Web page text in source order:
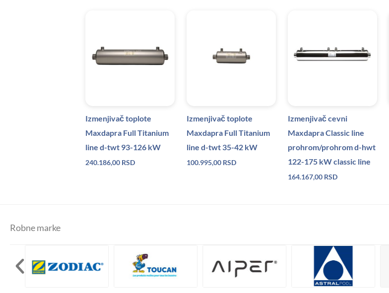
Izmenjivač toplote
Maxdapra Full Titanium
line d-twt 93-126 kW
240.186,00 RSD
Izmenjivač toplote
Maxdapra Full Titanium
line d-twt 35-42 kW
100.995,00 RSD
Izmenjivač cevni
Maxdapra Classic line
prohrom/prohrom d-hwt
122-175 kW classic line
164.167,00 RSD
Robne marke